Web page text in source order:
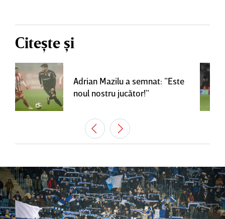
Citește și
Adrian Mazilu a semnat: ”Este
noul nostru jucător!”